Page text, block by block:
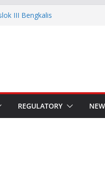
Ketua Orari Daerah Riau
of the APT Conference
Langsung Ketua Orari
REGULATORY